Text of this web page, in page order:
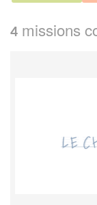
4 missions